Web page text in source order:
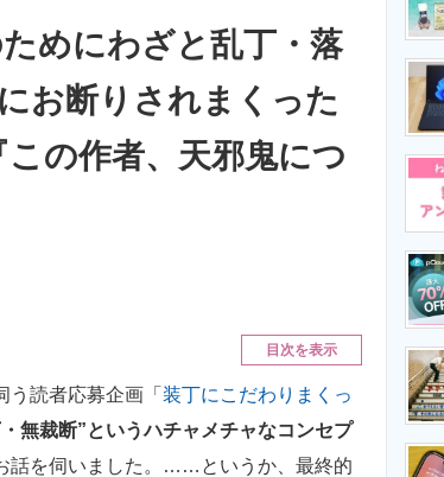
IT製品の技術・比較・事例 製造業のIT導入・活用
エネルギーの専門メ
めにわざと乱丁・落
お断りされまくった
の作者、天邪鬼につ
目次を表示
読者応募企画「 装丁にこだわりまくっ
無裁断”というハチャメチャなコンセプ
話を伺いました。……というか、最終的